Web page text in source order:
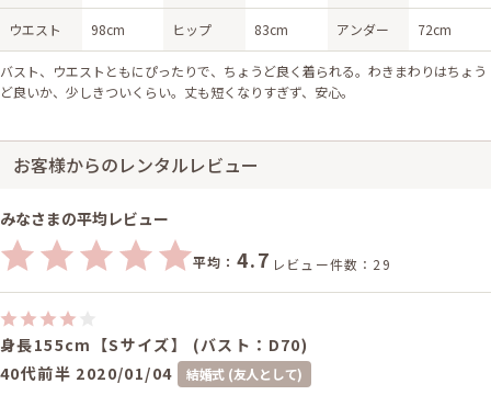
ウエスト 98cm ヒップ 83cm アンダー 72cm
バスト、ウエストともにぴったりで、ちょうど良く着られる。わきまわりはちょう
ど良いか、少しきついくらい。丈も短くなりすぎず、安心。
お客様からのレンタルレビュー
みなさまの平均レビュー
平均： 4.7 レビュー件数：29
身長155cm【Sサイズ】 (バスト：D70)
40代前半 2020/01/04
結婚式 (友人として)